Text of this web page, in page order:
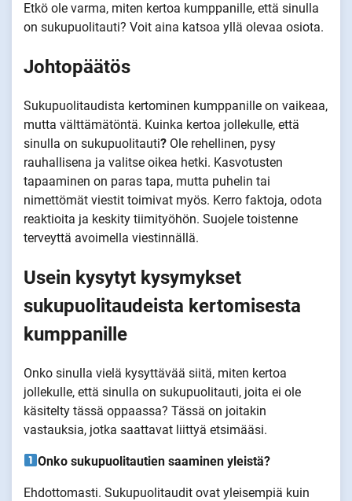
Etkö ole varma, miten kertoa kumppanille, että sinulla
on sukupuolitauti? Voit aina katsoa yllä olevaa osiota.
Johtopäätös
Sukupuolitaudista kertominen kumppanille on vaikeaa,
mutta välttämätöntä. Kuinka kertoa jollekulle, että
sinulla on sukupuolitauti? Ole rehellinen, pysy
rauhallisena ja valitse oikea hetki. Kasvotusten
tapaaminen on paras tapa, mutta puhelin tai
nimettömät viestit toimivat myös. Kerro faktoja, odota
reaktioita ja keskity tiimityöhön. Suojele toistenne
terveyttä avoimella viestinnällä.
Usein kysytyt kysymykset
sukupuolitaudeista kertomisesta
kumppanille
Onko sinulla vielä kysyttävää siitä, miten kertoa
jollekulle, että sinulla on sukupuolitauti, joita ei ole
käsitelty tässä oppaassa? Tässä on joitakin
vastauksia, jotka saattavat liittyä etsimääsi.
Onko sukupuolitautien saaminen yleistä?
Ehdottomasti. Sukupuolitaudit ovat yleisempiä kuin